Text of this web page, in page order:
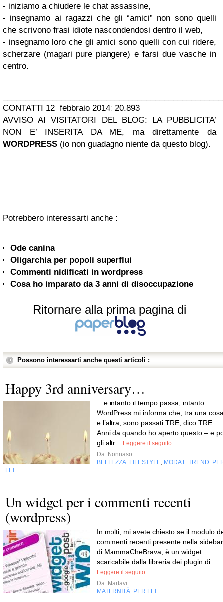
- iniziamo a chiudere le chat assassine,
- insegnamo ai ragazzi che gli “amici” non sono quelli
che scrivono frasi idiote nascondendosi dentro il web,
- insegnamo loro che gli amici sono quelli con cui ridere,
scherzare (magari pure piangere) e farsi due vasche in
centro.
CONTATTI 12 febbraio 2014: 20.893
AVVISO AI VISITATORI DEL BLOG: LA PUBBLICITA’
NON E’ INSERITA DA ME, ma direttamente da
WORDPRESS (io non guadagno niente da questo blog).
Potrebbero interessarti anche :
Ode canina
Oligarchia per popoli superflui
Commenti nidificati in wordpress
Cosa ho imparato da 3 anni di disoccupazione
Ritornare alla prima pagina di
Possono interessarti anche questi articoli :
Happy 3rd anniversary…
…e intanto il tempo passa, intanto
WordPress mi informa che, tra una cosa
e l’altra, sono passati TRE, dico TRE
Anni da quando ho aperto questo – e
gli altr...
Leggere il seguito
Da Nonnaso
BELLEZZA LIFESTYLE MODA E TREND
LEI
Un widget per i commenti recenti
(wordpress)
In molti, mi avete chiesto se il modulo
commenti recenti presente nella sidebar
di MammaCheBrava, è un widget
scaricabile dalla libreria dei plugin di...
Leggere il seguito
Da Martavi
MATERNITÀ PER LEI